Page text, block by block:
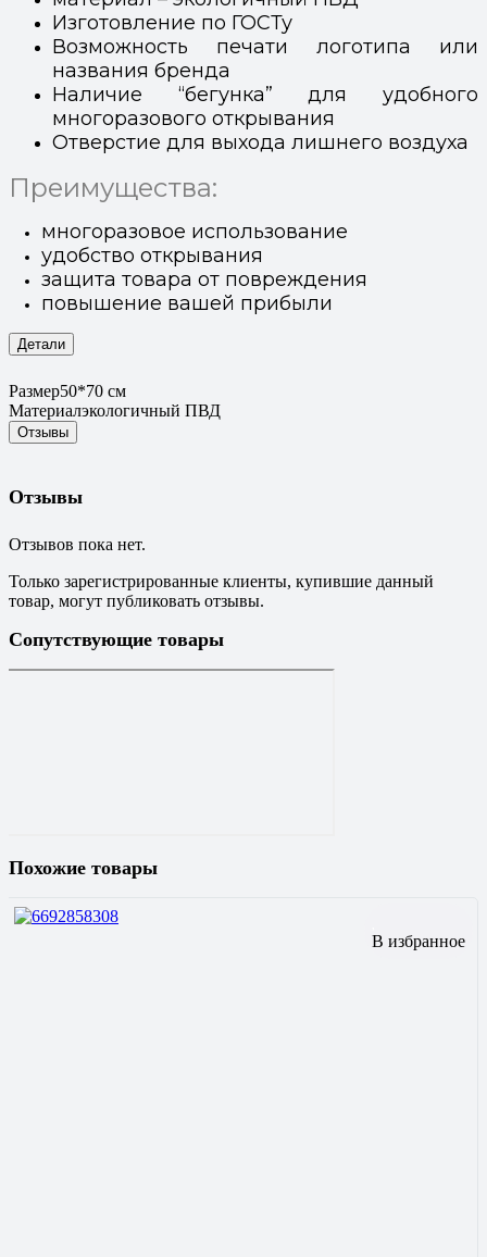
Изготовление по ГОСТу
Возможность печати логотипа или
названия бренда
Наличие “бегунка” для удобного
многоразового открывания
Отверстие для выхода лишнего воздуха
Преимущества:
многоразовое использование
удобство открывания
защита товара от повреждения
повышение вашей прибыли
Детали
Размер50*70 см
Материалэкологичный ПВД
Отзывы
Отзывы
Отзывов пока нет.
Только зарегистрированные клиенты, купившие данный
товар, могут публиковать отзывы.
Сопутствующие товары
Похожие товары
В избранное